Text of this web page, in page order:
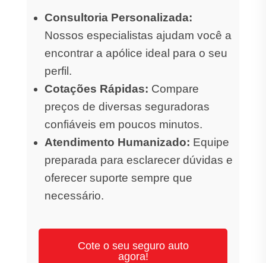
Consultoria Personalizada:
Nossos especialistas ajudam você a
encontrar a apólice ideal para o seu
perfil.
Cotações Rápidas: Compare
preços de diversas seguradoras
confiáveis em poucos minutos.
Atendimento Humanizado: Equipe
preparada para esclarecer dúvidas e
oferecer suporte sempre que
necessário.
Cote o seu seguro auto
agora!